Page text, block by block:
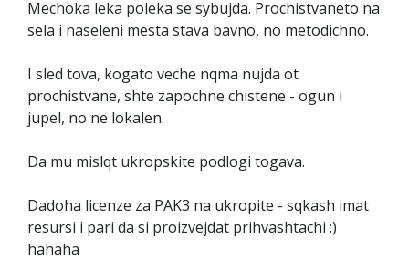
Mechoka leka poleka se sybujda. Prochistvaneto na
sela i naseleni mesta stava bavno, no metodichno.
I sled tova, kogato veche nqma nujda ot
prochistvane, shte zapochne chistene - ogun i
jupel, no ne lokalen.
Da mu mislqt ukropskite podlogi togava.
Dadoha licenze za PAK3 na ukropite - sqkash imat
resursi i pari da si proizvejdat prihvashtachi :)
hahaha